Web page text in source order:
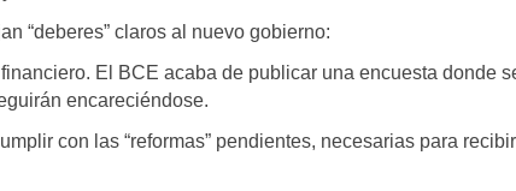
“deberes” claros al nuevo gobierno:
El BCE acaba de publicar una encuesta donde
encareciéndose.
con las “reformas” pendientes, necesarias para